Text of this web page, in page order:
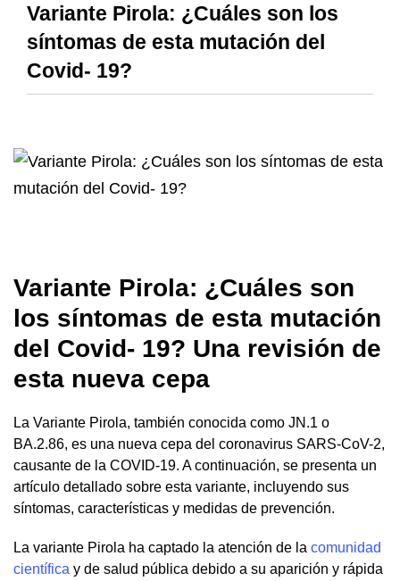
Variante Pirola: ¿Cuáles son los
síntomas de esta mutación del
Covid- 19?
Variante Pirola: ¿Cuáles son
los síntomas de esta mutación
del Covid- 19? Una revisión de
esta nueva cepa
La Variante Pirola, también conocida como JN.1 o
BA.2.86, es una nueva cepa del coronavirus SARS-CoV-2,
causante de la COVID-19. A continuación, se presenta un
artículo detallado sobre esta variante, incluyendo sus
síntomas, características y medidas de prevención.
La variante Pirola ha captado la atención de la comunidad
científica y de salud pública debido a su aparición y rápida